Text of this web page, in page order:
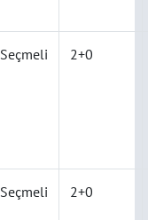
Seçmeli 2+0
Seçmeli 2+0